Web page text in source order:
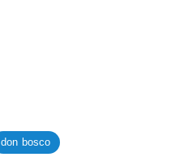
don bosco